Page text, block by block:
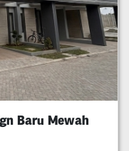
Baru Mewah